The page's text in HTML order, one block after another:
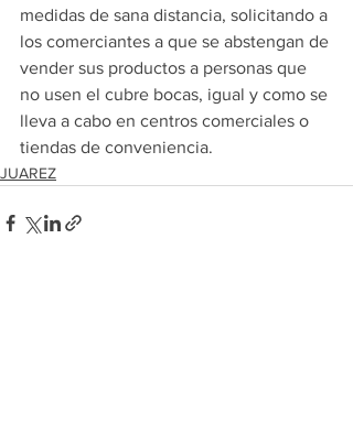
medidas de sana distancia, solicitando a
los comerciantes a que se abstengan de
vender sus productos a personas que
no usen el cubre bocas, igual y como se
lleva a cabo en centros comerciales o
tiendas de conveniencia.
JUAREZ